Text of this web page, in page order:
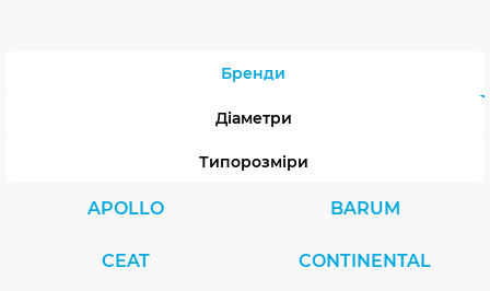
Бренди
Діаметри
Типорозміри
APOLLO BARUM
CEAT CONTINENTAL